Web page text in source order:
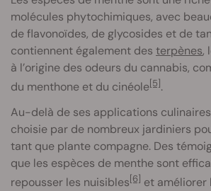
molécules phytochimiques, avec
de flavonoïdes, de glycosides et de
contiennent également des terpènes,
à l’origine des odeurs du cannabis,
du menthone et du cinéole[5].
Au-delà de ses applications
choisie par de nombreux jardiniers
tant que plante compagne. Des
que les espèces de menthe sont
repousser les nuisibles[6] et améliorer